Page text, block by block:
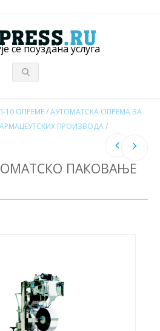
се поуздана услуга
10 ОПРЕМЕ/АУТОМАТСКА ОПРЕМА ЗА
ПРОИЗВОДА/
ПАКОВАЊЕ